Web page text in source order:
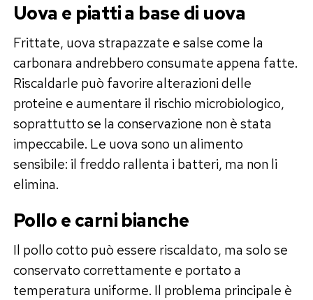
Uova e piatti a base di uova
Frittate, uova strapazzate e salse come la
carbonara andrebbero consumate appena fatte.
Riscaldarle può favorire alterazioni delle
proteine e aumentare il rischio microbiologico,
soprattutto se la conservazione non è stata
impeccabile. Le uova sono un alimento
sensibile: il freddo rallenta i batteri, ma non li
elimina.
Pollo e carni bianche
Il pollo cotto può essere riscaldato, ma solo se
conservato correttamente e portato a
temperatura uniforme. Il problema principale è